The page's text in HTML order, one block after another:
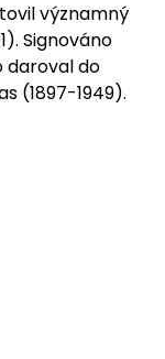
významný
Signováno
daroval do
(1897-1949).